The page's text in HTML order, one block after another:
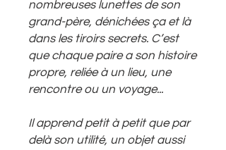
nombreuses lunettes de son
grand-père, dénichées ça et là
dans les tiroirs secrets. C’est
que chaque paire a son histoire
propre, reliée à un lieu, une
rencontre ou un voyage...
Il apprend petit à petit que par
delà son utilité, un objet aussi